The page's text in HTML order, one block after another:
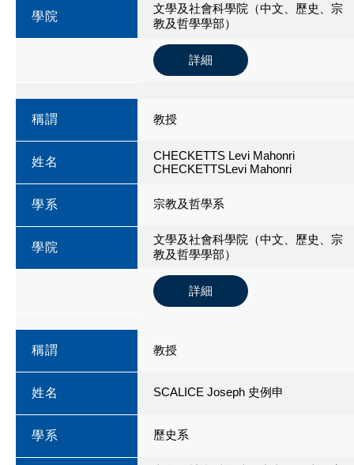
學院
文學及社會科學院（中文、歷史、宗
教及哲學學部）
詳細
稱謂 教授
姓名
CHECKETTS Levi Mahonri
CHECKETTSLevi Mahonri
學系 宗教及哲學系
學院
文學及社會科學院（中文、歷史、宗
教及哲學學部）
詳細
稱謂 教授
姓名 SCALICE Joseph 史例申
學系 歷史系